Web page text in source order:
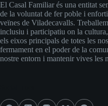
El Casal Familiar és una entitat
de la voluntat de fer poble i
veïnes de Viladecavalls.
inclusiu i participatiu on la
els eixos principals de totes les
fermament en el poder de la
nostre entorn i mantenir vives les